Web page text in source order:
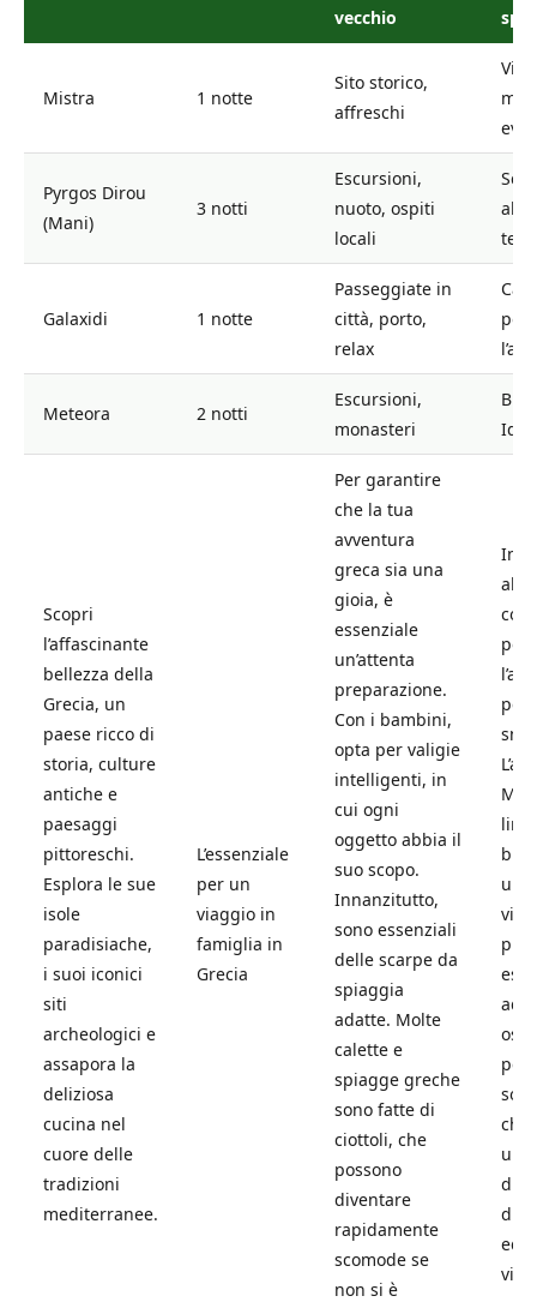
vecchio
Mistra 1 notte
Sito storico,
affreschi
Pyrgos Dirou
(Mani)
3 notti
Escursioni,
nuoto, ospiti
locali
Galaxidi 1 notte
Passeggiate in
città, porto,
relax
Meteora 2 notti
Escursioni,
monasteri
Scopri
l’affascinante
bellezza della
Grecia, un
paese ricco di
storia, culture
antiche e
paesaggi
pittoreschi.
Esplora le sue
isole
paradisiache,
i suoi iconici
siti
archeologici e
assapora la
deliziosa
cucina nel
cuore delle
tradizioni
mediterranee.
L’essenziale
per un
viaggio in
famiglia in
Grecia
Per garantire
che la tua
avventura
greca sia una
gioia, è
essenziale
un’attenta
preparazione.
Con i bambini,
opta per valigie
intelligenti, in
cui ogni
oggetto abbia il
suo scopo.
Innanzitutto,
sono essenziali
delle scarpe da
spiaggia
adatte. Molte
calette e
spiagge greche
sono fatte di
ciottoli, che
possono
diventare
rapidamente
scomode se
non si è
per
Mar
vita
che
una